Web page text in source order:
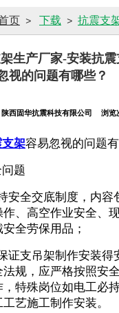
页 > 下载 > 抗震支
生产厂家-安装抗
视的问题有哪些？
陕西固华抗震科技有限公司 浏览
架容易忽视的问题
题
安全交底制度，内容
、高空作业安全、
全劳保用品；
证支吊架制作安装得
规，应严格按照安
特殊岗位如电工必
工艺施工制作安装。